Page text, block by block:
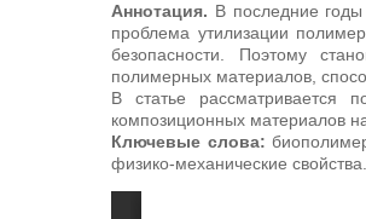
Аннотация. В последние
проблема утилизации
безопасности. Поэтому
полимерных материалов,
В статье рассматривается
композиционных материалов
Ключевые слова:
физико-механические свойства.